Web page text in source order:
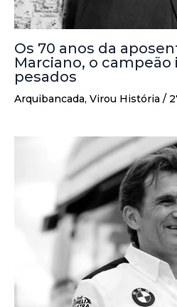
Os 70 anos da
Marciano, o
pesados
Arquibancada, Virou História /